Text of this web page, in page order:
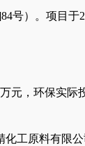
号）。项目于
元，环保实际
工原料有限